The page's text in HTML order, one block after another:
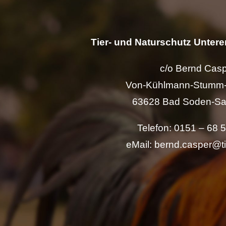
Tier- und Naturschutz
c/o Bernd
Von-Kühlmann-
63628 Bad Soden-
Telefon: 0151 – 68
eMail: